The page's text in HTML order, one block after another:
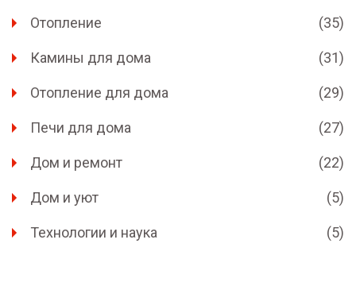
Отопление (35)
Камины для дома (31)
Отопление для дома (29)
Печи для дома (27)
Дом и ремонт (22)
Дом и уют (5)
Технологии и наука (5)